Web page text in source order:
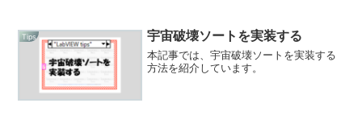
Tips 宇宙破壊ソートを実装する
本記事では、宇宙破壊ソートを実装する
方法を紹介しています。